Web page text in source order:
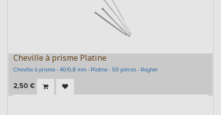
Cheville à prisme Platine
Cheville à prisme - 40/0,8 mm - Platine - 50 pièces - Rayher
2,50 €